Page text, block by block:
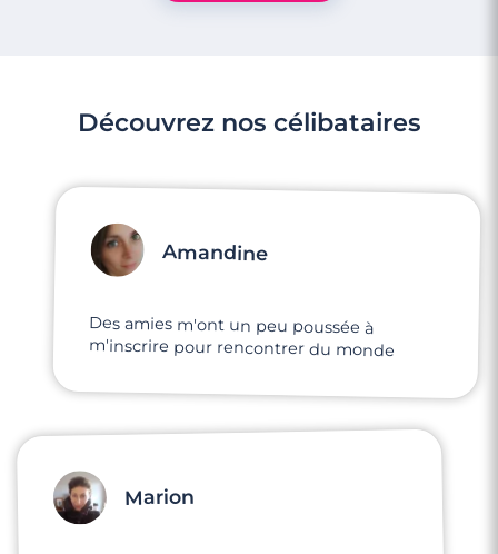
Découvrez nos célibataires
Amandine
Des amies m'ont un peu poussée à
m'inscrire pour rencontrer du monde
Marion